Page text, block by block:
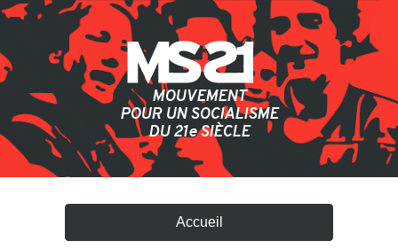
MOUVEMENT
POUR UN SOCIALISME
DU 21eSIÈCLE
Accueil